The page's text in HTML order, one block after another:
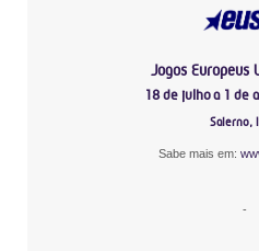
Jogos Europeus
18 de julho a 1 de
Salerno,
Sabe mais em:
-